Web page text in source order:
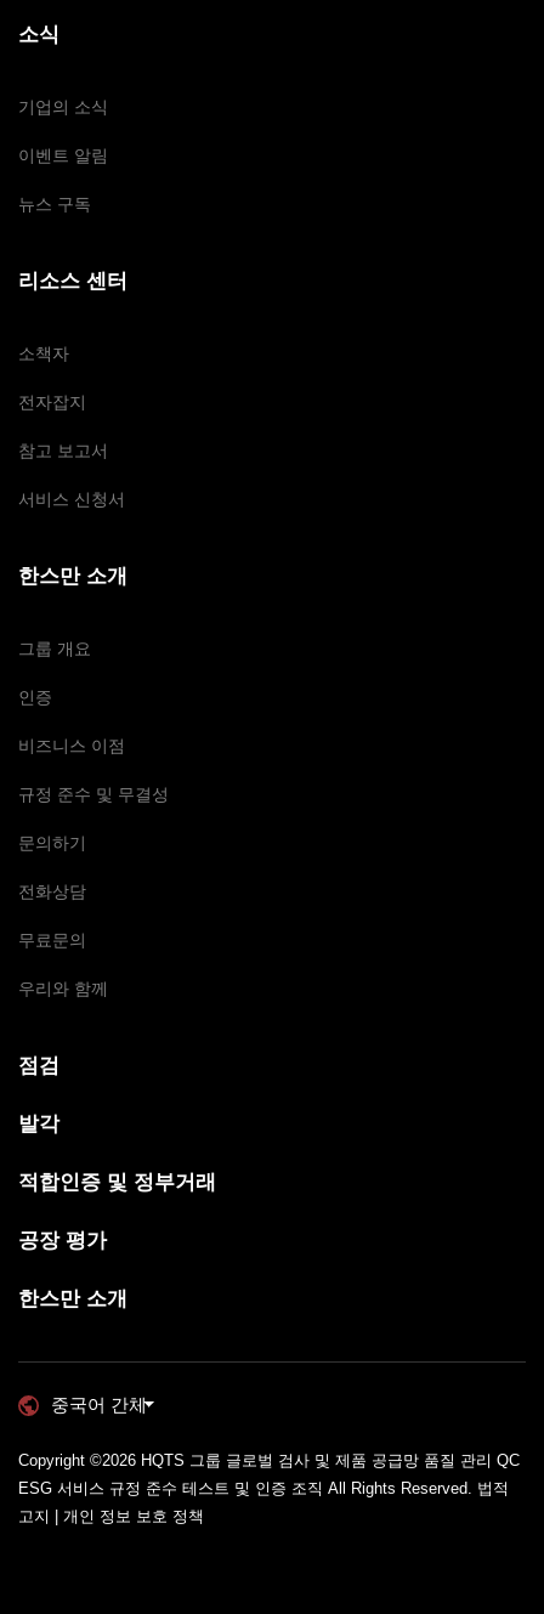
소식
기업의 소식
이벤트 알림
뉴스 구독
리소스 센터
소책자
전자잡지
참고 보고서
서비스 신청서
한스만 소개
그룹 개요
인증
비즈니스 이점
규정 준수 및 무결성
문의하기
전화상담
무료문의
우리와 함께
점검
발각
적합인증 및 정부거래
공장 평가
한스만 소개
중국어 간체
Copyright ©2026 HQTS 그룹 글로벌 검사 및 제품 공급망 품질 관리 QC
ESG 서비스 규정 준수 테스트 및 인증 조직 All Rights Reserved. 법적
고지 | 개인 정보 보호 정책